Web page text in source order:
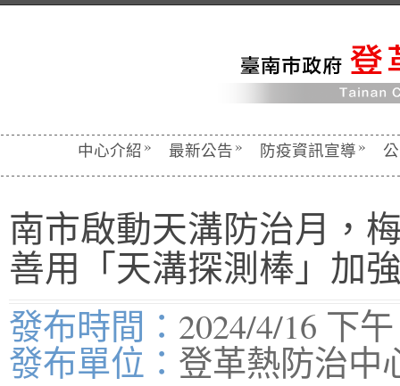
中心介紹» 最新公告» 防疫資訊宣導»
南市啟動天溝防治月，
善用「天溝探測棒」加
發布時間： 2024/4/16 下
發布單位： 登革熱防治中